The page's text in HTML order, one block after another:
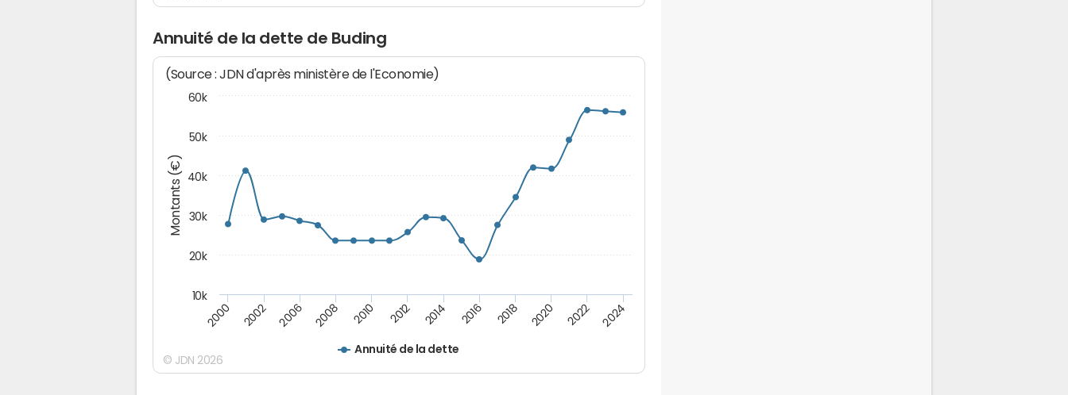
Annuité de la dette de Buding
Montants (€)
(Source : JDN d'après ministère de l'Economie)
Annuité de la dette
2000 2002 2006 2008 2010 2012 2014 2016 2018 2020 2022 2024
10k
20k
30k
40k
50k
60k
© JDN 2026